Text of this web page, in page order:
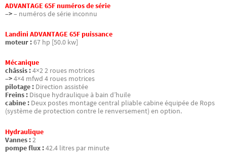
ADVANTAGE 65F numéros de série
–>– numéros de série inconnu
Landini ADVANTAGE 65F puissance
moteur :67 hp [50.0 kw]
Mécanique
châssis :4×2 2 roues motrices
–>4×4 mfwd 4 roues motrices
pilotage : Direction assistée
Freins : Disque hydraulique à bain d’huile
cabine : Deux postes montage central pliable cabine équipée de Rops
(système de protection contre le renversement) en option.
Hydraulique
Vannes :2
pompe flux :42.4 litres par minute